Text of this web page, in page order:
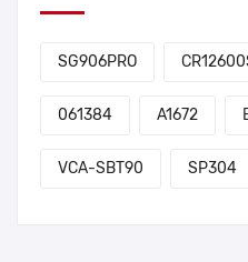
SG906PRO
061384 A1672
VCA-SBT90 SP304